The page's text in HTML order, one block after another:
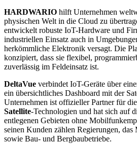
HARDWARIO hilft Unternehmen
physischen Welt in die Cloud zu
entwickelt robuste IoT-Hardware und
industriellen Einsatz auch in
herkömmliche Elektronik versagt. Die
konzipiert, dass sie flexibel,
zuverlässig im Feldeinsatz ist.
DeltaVue verbindet IoT-Geräte über
ein übersichtliches Dashboard mit der
Unternehmen ist offizieller Partner für
Satellite-Technologien und hat sich auf
entlegenen Gebieten ohne
seinen Kunden zählen Regierungen, das
sowie Bau- und Bergbaubetriebe.